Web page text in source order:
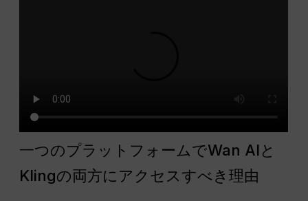
一つのプラットフォームでWan AIと
Klingの両方にアクセスすべき理由